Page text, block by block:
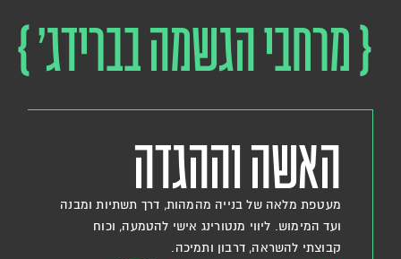
{ מרחבי הגשמה בברידג’ }
האשה וההגדה
מעטפת מלאה של בנייה מהמהות, דרך תשתיות ומבנה
ועד המימוש. ליווי מנטורינג אישי להטמעה, וכוח
קבוצתי להשראה, דרבון ותמיכה.